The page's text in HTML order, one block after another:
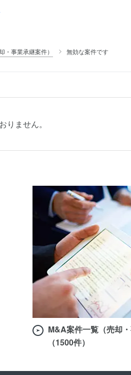
・事業承継案件） 無効な案件です
りません。
M&A案件一覧（売却・
（1500件）